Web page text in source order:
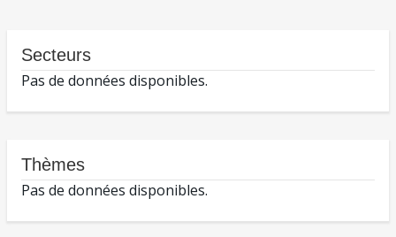
Secteurs
Pas de données disponibles.
Thèmes
Pas de données disponibles.